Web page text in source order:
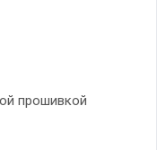
прошивкой